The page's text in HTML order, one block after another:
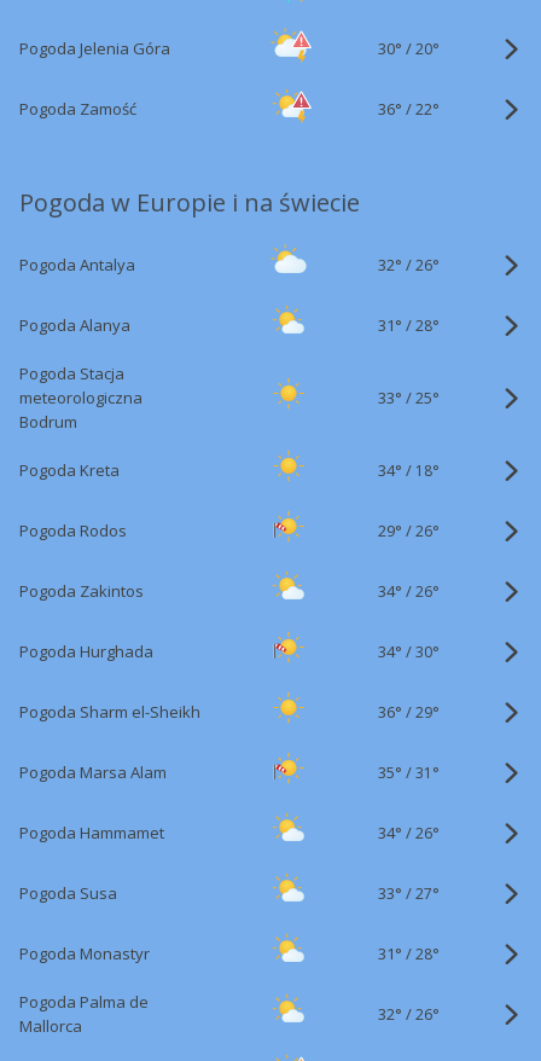
Pogoda Jelenia Góra 30° /20°
Pogoda Zamość 36° /22°
Pogoda w Europie i na świecie
Pogoda Antalya 32° /26°
Pogoda Alanya 31° /28°
Pogoda Stacja
meteorologiczna
Bodrum
33° /25°
Pogoda Kreta 34° / 18°
Pogoda Rodos 29° /26°
Pogoda Zakintos 34° /26°
Pogoda Hurghada 34° /30°
Pogoda Sharm el-Sheikh 36° /29°
Pogoda Marsa Alam 35° /31°
Pogoda Hammamet 34° /26°
Pogoda Susa 33° /27°
Pogoda Monastyr 31° /28°
Pogoda Palma de
Mallorca
32° /26°